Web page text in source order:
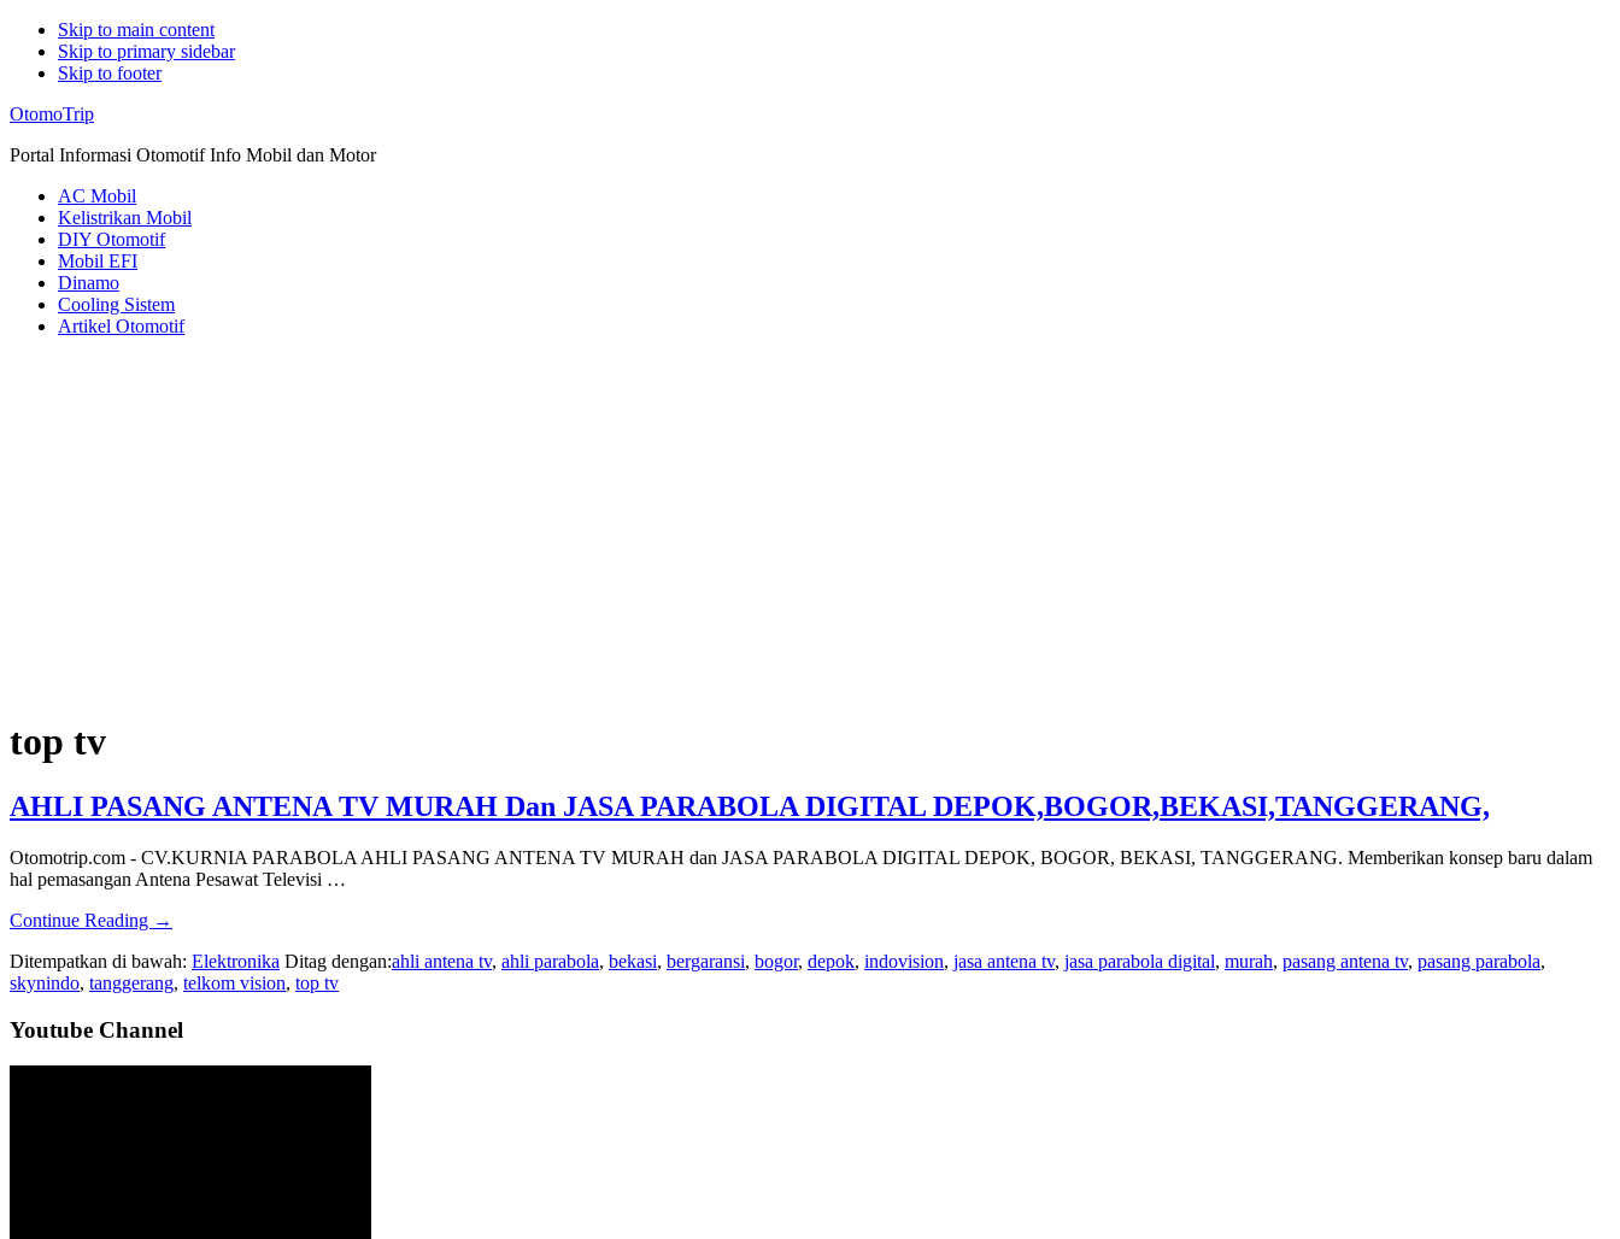
Skip to main content
Skip to primary sidebar
Skip to footer
Additional
menu
OtomoTrip
Portal Informasi Otomotif Info Mobil dan Motor
AC Mobil
Kelistrikan Mobil
DIY Otomotif
Mobil EFI
Dinamo
Cooling Sistem
Artikel Otomotif
top tv
AHLI PASANG ANTENA TV MURAH Dan JASA PARABOLA DIGITAL DEPOK,BOGOR,BEKASI,TANGGERANG,
Otomotrip.com - CV.KURNIA PARABOLA AHLI PASANG ANTENA TV MURAH dan JASA PARABOLA DIGITAL DEPOK, BOGOR, BEKASI, TANGGERANG. Memberikan konsep baru dalam
hal pemasangan Antena Pesawat Televisi …
Continue Reading about
PASANG
ANTENA
MURAH
JASA
→
Ditempatkan di bawah: Elektronika Ditag dengan:ahli antena tv, ahli parabola, bekasi, bergaransi, bogor, depok, indovision, jasa antena tv, jasa parabola digital, murah, pasang antena tv, pasang parabola,
skynindo, tanggerang, telkom vision, top tv
Sidebar
Utama
Youtube Channel